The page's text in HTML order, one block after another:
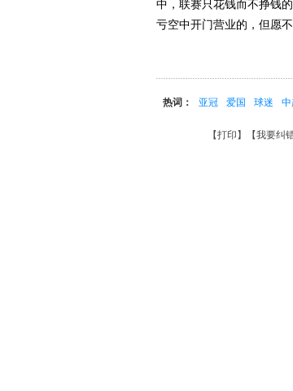
中，联赛只花钱而不挣钱
亏空中开门营业的，但愿
热词： 亚冠 爱国 球迷
【打印 】【我要纠